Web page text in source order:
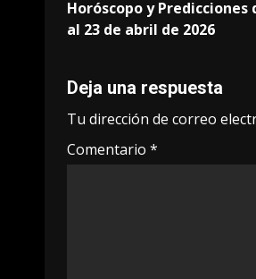
navigation
Horóscopo y
al 23 de abril de 2026
Deja una respuesta
Tu dirección de correo
Comentario *